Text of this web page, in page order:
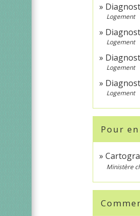
Logement
Logement
Logement
Logement
Pour
Ministère